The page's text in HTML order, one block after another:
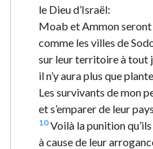
le Dieu d’Israël:
Moab et Ammon
comme les villes de
sur leur territoire à tout
il n’y aura plus que
Les survivants de mon
et s’emparer de leur
10Voilà la punition
à cause de leur